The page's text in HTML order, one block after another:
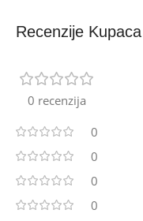
Recenzije Kupaca
0 recenzija
0
0
0
0